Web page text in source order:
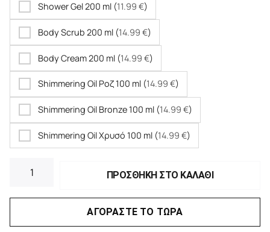
Shower Gel 200 ml (11.99 €)
Body Scrub 200 ml (14.99 €)
Body Cream 200 ml (14.99 €)
Shimmering Oil Ροζ 100 ml (14.99 €)
Shimmering Oil Bronze 100 ml (14.99 €)
Shimmering Oil Χρυσό 100 ml (14.99 €)
ΠΡΟΣΘΗΚΗ ΣΤΟ ΚΑΛΑΘΙ
ΑΓΟΡΑΣΤΕ ΤΟ ΤΩΡΑ